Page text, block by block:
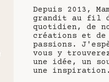
Depuis 2013,
grandit au fil
quotidien, de
créations et de
passions.
vous y
une idée, un
une inspiration.